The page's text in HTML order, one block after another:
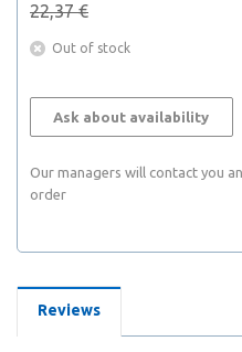
22,37 €
Out of stock
Ask about availability
Our managers will contact you
order
Reviews